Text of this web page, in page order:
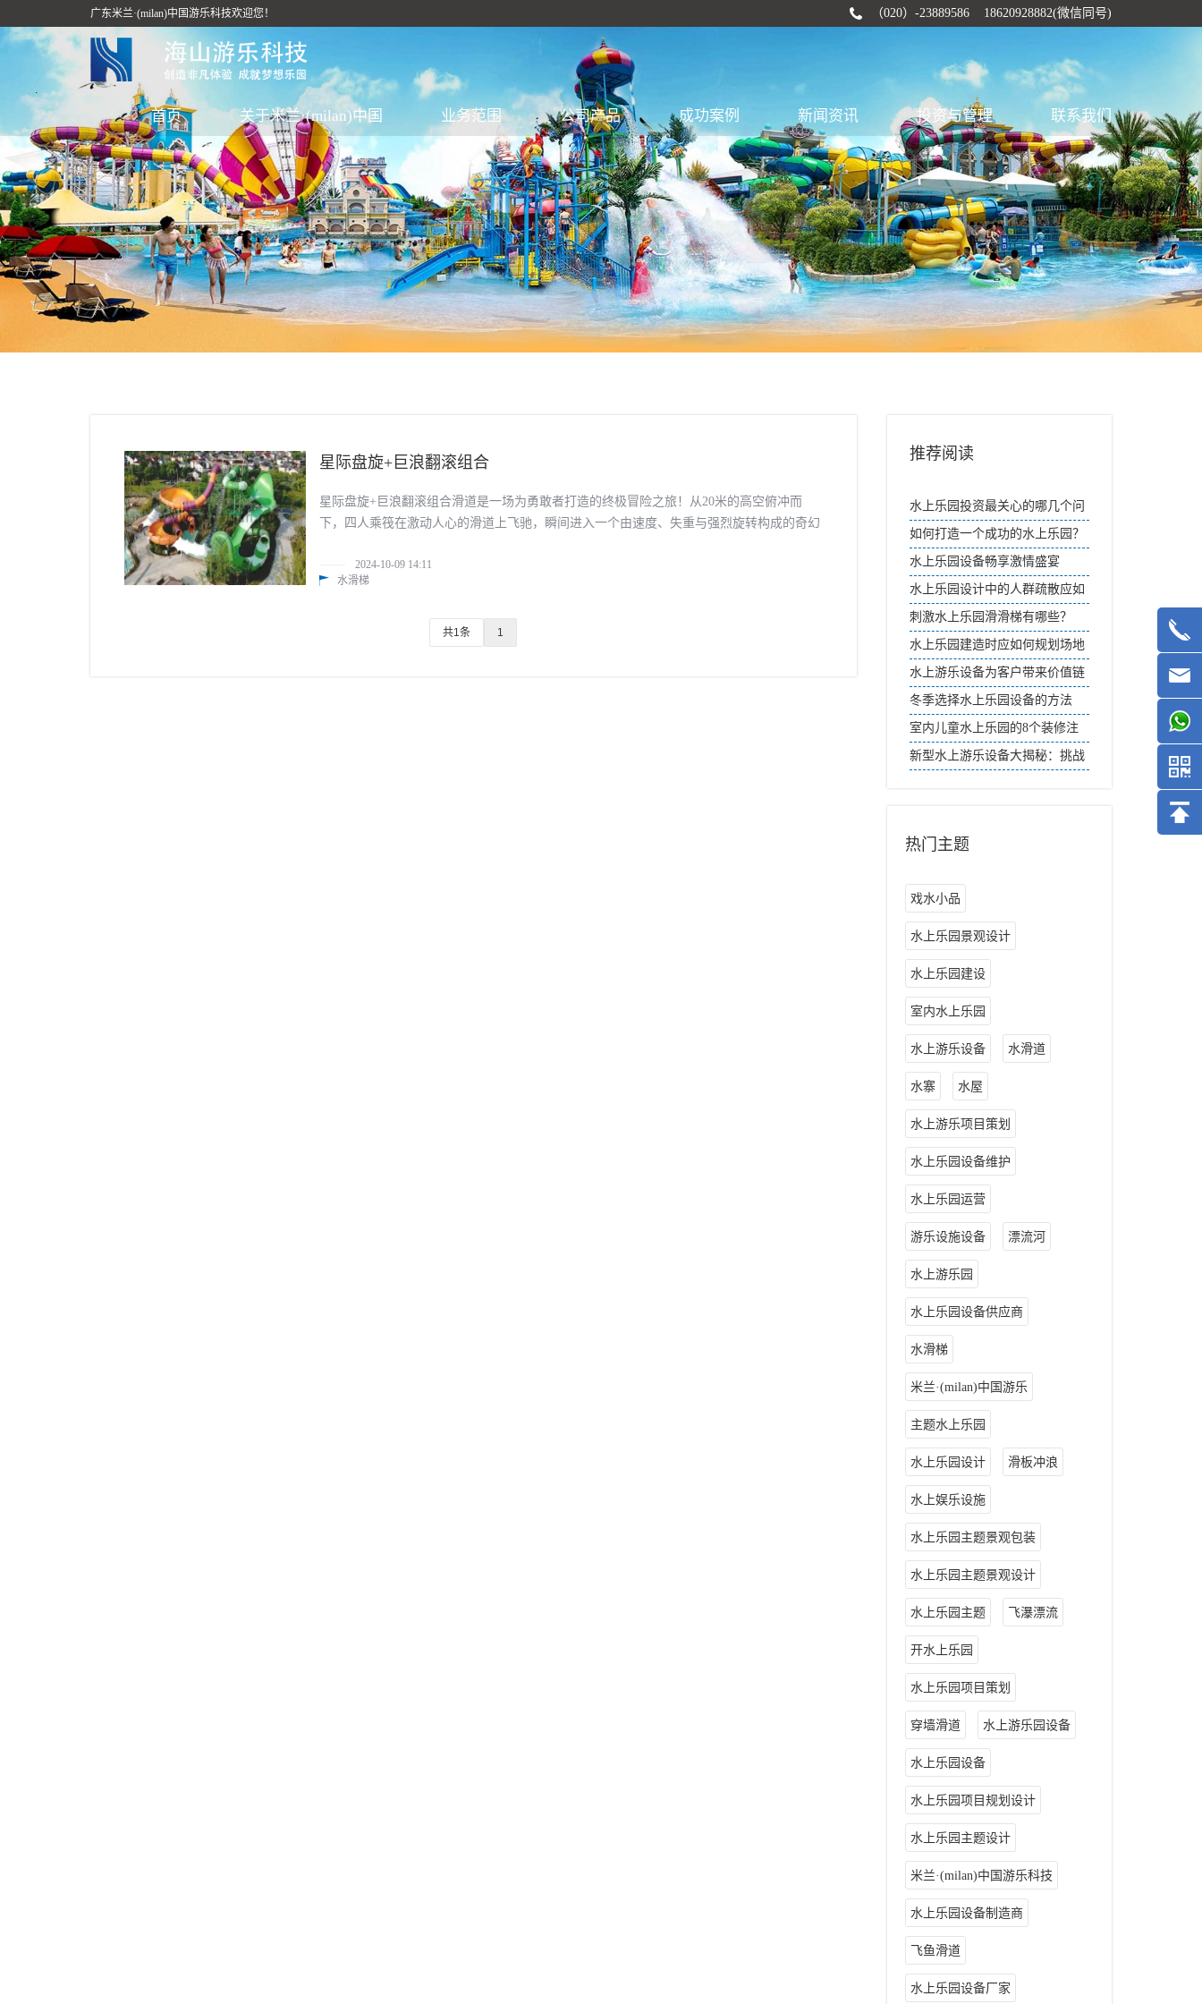
广东米兰·(milan)中国游乐科技欢迎您！ （020）-23889586 18620928882(微信同号)
首页 关于米兰·(milan)中国 业务范围 公司产品 成功案例 新闻资讯 投资与管理 联系我们
星际盘旋+巨浪翻滚组合
星际盘旋+巨浪翻滚组合滑道是一场为勇敢者打造的终极冒险之旅！从20米的高空俯冲而
下，四人乘筏在激动人心的滑道上飞驰，瞬间进入一个由速度、失重与强烈旋转构成的奇幻
2024-10-09 14:11
水滑梯
共1条 1
推荐阅读
水上乐园投资最关心的哪几个问
题
如何打造一个成功的水上乐园？
——策划篇
水上乐园设备畅享激情盛宴
水上乐园设计中的人群疏散应如
何考虑？
刺激水上乐园滑滑梯有哪些？
水上乐园建造时应如何规划场地
布局？
水上游乐设备为客户带来价值链
冬季选择水上乐园设备的方法
室内儿童水上乐园的8个装修注
意事项
新型水上游乐设备大揭秘：挑战
热门主题
戏水小品
水上乐园景观设计
水上乐园建设
室内水上乐园
水上游乐设备 水滑道
水寨 水屋
水上游乐项目策划
水上乐园设备维护
水上乐园运营
游乐设施设备 漂流河
水上游乐园
水上乐园设备供应商
水滑梯
米兰·(milan)中国游乐
主题水上乐园
水上乐园设计 滑板冲浪
水上娱乐设施
水上乐园主题景观包装
水上乐园主题景观设计
水上乐园主题 飞瀑漂流
开水上乐园
水上乐园项目策划
穿墙滑道 水上游乐园设备
水上乐园设备
水上乐园项目规划设计
水上乐园主题设计
米兰·(milan)中国游乐科技
水上乐园设备制造商
飞鱼滑道
水上乐园设备厂家